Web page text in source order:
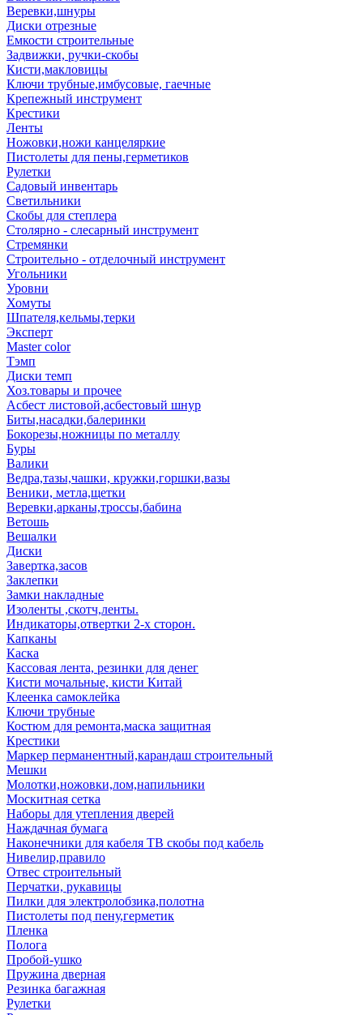
Веревки,шнуры
Диски отрезные
Емкости строительные
Задвижки, ручки-скобы
Кисти,макловицы
Ключи трубные,имбусовые, гаечные
Крепежный инструмент
Крестики
Ленты
Ножовки,ножи канцеляркие
Пистолеты для пены,герметиков
Рулетки
Садовый инвентарь
Светильники
Скобы для степлера
Столярно - слесарный инструмент
Стремянки
Строительно - отделочный инструмент
Угольники
Уровни
Хомуты
Шпателя,кельмы,терки
Эксперт
Master color
Тэмп
Диски темп
Хоз.товары и прочее
Асбест листовой,асбестовый шнур
Биты,насадки,балеринки
Бокорезы,ножницы по металлу
Буры
Валики
Ведра,тазы,чашки, кружки,горшки,вазы
Веники, метла,щетки
Веревки,арканы,троссы,бабина
Ветошь
Вешалки
Диски
Завертка,засов
Заклепки
Замки накладные
Изоленты ,скотч,ленты.
Индикаторы,отвертки 2-х сторон.
Капканы
Каска
Кассовая лента, резинки для денег
Кисти мочальные, кисти Китай
Клеенка самоклейка
Ключи трубные
Костюм для ремонта,маска защитная
Крестики
Маркер перманентный,карандаш строительный
Мешки
Молотки,ножовки,лом,напильники
Москитная сетка
Наборы для утепления дверей
Наждачная бумага
Наконечники для кабеля ТВ скобы под кабель
Нивелир,правило
Отвес строительный
Перчатки, рукавицы
Пилки для электролобзика,полотна
Пистолеты под пену,герметик
Пленка
Полога
Пробой-ушко
Пружина дверная
Резинка багажная
Рулетки